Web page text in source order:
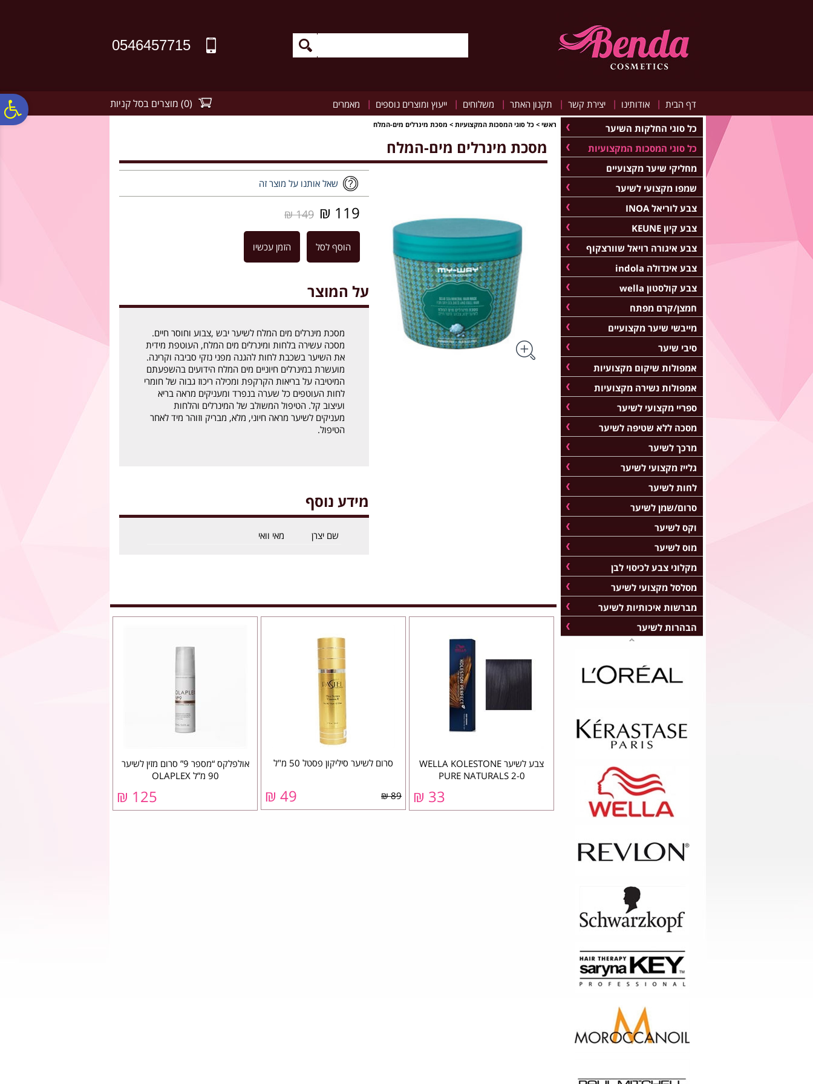
0546457715
דף הבית | אודותינו | יצירת קשר | תקנון האתר | משלוחים | ייעוץ ומוצרים נוספים | מאמרים (
0
) מוצרים בסל קניות
ראשי > כל סוגי המסכות המקצועיות > מסכת מינרלים מים-המלח
מסכת מינרלים מים-המלח
שאל אותנו על מוצר זה
119 ₪
149 ₪
הוסף לסל הזמן עכשיו
על המוצר
מסכת מינרלים מים המלח לשיער יבש ,צבוע וחוסר חיים.
מסכה עשירה בלחות ומינרלים מים המלח, העוטפת מידית
את השיער בשכבת לחות להגנה מפני נזקי סביבה וקרינה.
מועשרת במינרלים חיוניים מים המלח הידועים בהשפעתם
המיטיבה על בריאות הקרקפת ומכילה ריכוז גבוה של חומרי
לחות העוטפים כל שערה בנפרד ומעניקים מראה בריא
ועיצוב קל. הטיפול המשולב של המינרלים והלחות
מעניקים לשיער מראה חיוני, מלא, מבריק וזוהר מיד לאחר
הטיפול.
מידע נוסף
שם יצרן מאי וואי
צבע לשיער WELLA KOLESTONE
PURE NATURALS 2-0
33 ₪
סרום לשיער סיליקון פסטל 50 מ"ל
89 ₪
49 ₪
אולפלקס “מספר 9” סרום מזין לשיער
90 מ”ל OLAPLEX
125 ₪
כל סוגי החלקות השיער
כל סוגי המסכות המקצועיות
מחליקי שיער מקצועיים
שמפו מקצועי לשיער
צבע לוריאל INOA
צבע קיון KEUNE
צבע איגורה רויאל שוורצקוף
צבע אינדולה indola
צבע קולסטון wella
חמצן/קרם מפתח
מייבשי שיער מקצועיים
סיבי שיער
אמפולות שיקום מקצועיות
אמפולות נשירה מקצועיות
ספריי מקצועי לשיער
מסכה ללא שטיפה לשיער
מרכך לשיער
גלייז מקצועי לשיער
לחות לשיער
סרום/שמן לשיער
וקס לשיער
מוס לשיער
מקלוני צבע לכיסוי לבן
מסלסל מקצועי לשיער
מברשות איכותיות לשיער
הבהרות לשיער